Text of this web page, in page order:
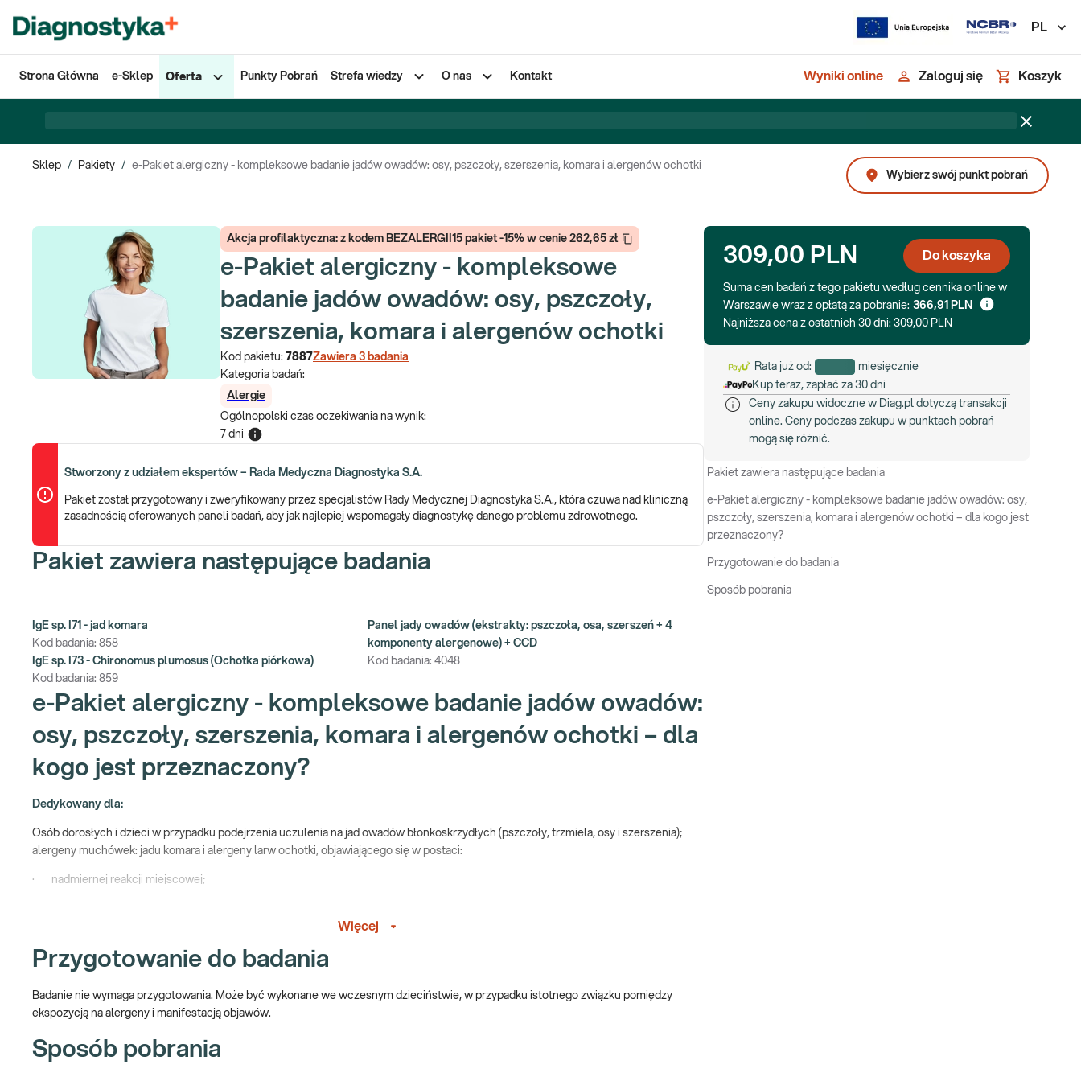
PL
Strona Główna e-Sklep Oferta Punkty Pobrań Strefa wiedzy O nas Kontakt Wyniki online Zaloguj się Koszyk
Sklep / Pakiety / e-Pakiet alergiczny - kompleksowe badanie jadów owadów: osy, pszczoły, szerszenia, komara i alergenów ochotki
Wybierz swój punkt pobrań
Akcja profilaktyczna: z kodem BEZALERGII15 pakiet -15% w cenie 262,65 zł
e-Pakiet alergiczny - kompleksowe
badanie jadów owadów: osy, pszczoły,
szerszenia, komara i alergenów ochotki
Kod pakietu: 7887Zawiera 3 badania
Kategoria badań:
Alergie
Ogólnopolski czas oczekiwania na wynik:
7 dni
Stworzony z udziałem ekspertów – Rada Medyczna Diagnostyka S.A.
Pakiet został przygotowany i zweryfikowany przez specjalistów Rady Medycznej Diagnostyka S.A., która czuwa nad kliniczną
zasadnością oferowanych paneli badań, aby jak najlepiej wspomagały diagnostykę danego problemu zdrowotnego.
Pakiet zawiera następujące badania
IgE sp. I71 - jad komara
Kod badania: 858
IgE sp. I73 - Chironomus plumosus (Ochotka piórkowa)
Kod badania: 859
Panel jady owadów (ekstrakty: pszczoła, osa, szerszeń + 4
komponenty alergenowe) + CCD
Kod badania: 4048
e-Pakiet alergiczny - kompleksowe badanie jadów owadów:
osy, pszczoły, szerszenia, komara i alergenów ochotki – dla
kogo jest przeznaczony?
Dedykowany dla:
Osób dorosłych i dzieci w przypadku podejrzenia uczulenia na jad owadów błonkoskrzydłych (pszczoły, trzmiela, osy i szerszenia);
alergeny muchówek: jadu komara i alergeny larw ochotki, objawiającego się w postaci:
· nadmiernej reakcji miejscowej;
DZIECIOM.
Bez względu na nasilenie objawów alergii;
Bez względu na przyjmowane leki antyhistaminowe, przeciwzapalne i steroidowe.
Więcej
Przygotowanie do badania
Badanie nie wymaga przygotowania. Może być wykonane we wczesnym dzieciństwie, w przypadku istotnego związku pomiędzy
ekspozycją na alergeny i manifestacją objawów.
Sposób pobrania
309,00 PLN Do koszyka
Suma cen badań z tego pakietu według cennika online w
Warszawie wraz z opłatą za pobranie: 366,91 PLN
Najniższa cena z ostatnich 30 dni: 309,00 PLN
Rata już od:
miesięcznie
Kup teraz, zapłać za 30 dni
Ceny zakupu widoczne w Diag.pl dotyczą transakcji
online. Ceny podczas zakupu w punktach pobrań
mogą się różnić.
Pakiet zawiera następujące badania
e-Pakiet alergiczny - kompleksowe badanie jadów owadów: osy,
pszczoły, szerszenia, komara i alergenów ochotki – dla kogo jest
przeznaczony?
Przygotowanie do badania
Sposób pobrania